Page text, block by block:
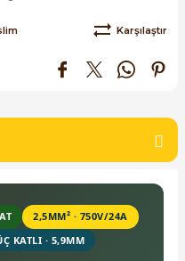
SIMATIC TIA PORTAL HMI Yazılımları
SIMOTION Hareket Kontrol Üniteleri
Unified Runtime Yazılımları
Karşılaştır
2,5MM² · 750V/24A
KATLI · 5,9MM